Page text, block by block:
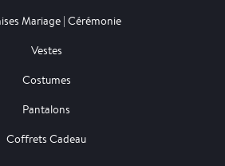
Mariage | Cérémonie
Vestes
Costumes
Pantalons
Coffrets Cadeau